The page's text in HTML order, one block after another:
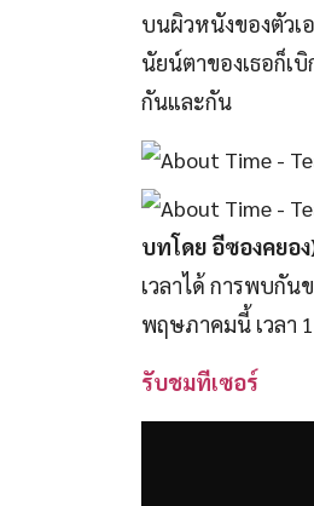
บนผิวหนังของตัวเ
นัยน์ตาของเธอก็เ
กันและกัน
บทโดย อีซองคยอ
เวลาได้ การพบกั
พฤษภาคมนี้ เวลา
รับชมทีเซอร์